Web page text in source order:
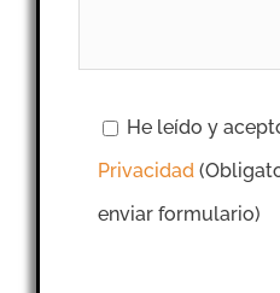
He leído y
Privacidad
enviar formulario)